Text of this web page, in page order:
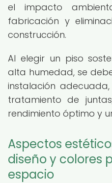
el impacto
fabricación y
construcción.
Al elegir un piso
alta humedad, se
instalación
tratamiento de
rendimiento óptimo y
Aspectos
diseño y colores
espacio